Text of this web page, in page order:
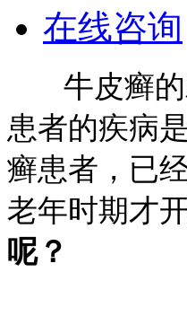
在线咨询
牛皮癣的
患者的疾病
癣患者，已
老年时期才
呢？